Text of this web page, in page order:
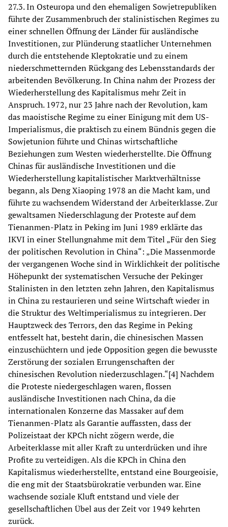
27.3. In Osteuropa und den ehemaligen Sowjetrepubliken
führte der Zusammenbruch der stalinistischen Regimes zu
einer schnellen Öffnung der Länder für ausländische
Investitionen, zur Plünderung staatlicher Unternehmen
durch die entstehende Kleptokratie und zu einem
niederschmetternden Rückgang des Lebensstandards der
arbeitenden Bevölkerung. In China nahm der Prozess der
Wiederherstellung des Kapitalismus mehr Zeit in
Anspruch. 1972, nur 23 Jahre nach der Revolution, kam
das maoistische Regime zu einer Einigung mit dem US-
Imperialismus, die praktisch zu einem Bündnis gegen die
Sowjetunion führte und Chinas wirtschaftliche
Beziehungen zum Westen wiederherstellte. Die Öffnung
Chinas für ausländische Investitionen und die
Wiederherstellung kapitalistischer Marktverhältnisse
begann, als Deng Xiaoping 1978 an die Macht kam, und
führte zu wachsendem Widerstand der Arbeiterklasse. Zur
gewaltsamen Niederschlagung der Proteste auf dem
Tienanmen-Platz in Peking im Juni 1989 erklärte das
IKVI in einer Stellungnahme mit dem Titel „Für den Sieg
der politischen Revolution in China“: „Die Massenmorde
der vergangenen Woche sind in Wirklichkeit der politische
Höhepunkt der systematischen Versuche der Pekinger
Stalinisten in den letzten zehn Jahren, den Kapitalismus
in China zu restaurieren und seine Wirtschaft wieder in
die Struktur des Weltimperialismus zu integrieren. Der
Hauptzweck des Terrors, den das Regime in Peking
entfesselt hat, besteht darin, die chinesischen Massen
einzuschüchtern und jede Opposition gegen die bewusste
Zerstörung der sozialen Errungenschaften der
chinesischen Revolution niederzuschlagen.“[4] Nachdem
die Proteste niedergeschlagen waren, flossen
ausländische Investitionen nach China, da die
internationalen Konzerne das Massaker auf dem
Tienanmen-Platz als Garantie auffassten, dass der
Polizeistaat der KPCh nicht zögern werde, die
Arbeiterklasse mit aller Kraft zu unterdrücken und ihre
Profite zu verteidigen. Als die KPCh in China den
Kapitalismus wiederherstellte, entstand eine Bourgeoisie,
die eng mit der Staatsbürokratie verbunden war. Eine
wachsende soziale Kluft entstand und viele der
gesellschaftlichen Übel aus der Zeit vor 1949 kehrten
zurück.